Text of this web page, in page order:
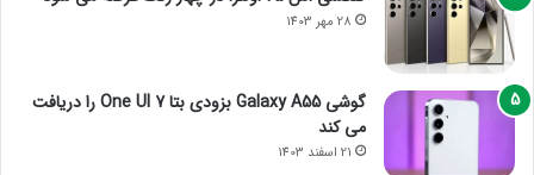
28 مهر 1403
گوشی Galaxy A55 بزودی بتا One UI 7 را دریافت
می کند
21 اسفند 1403